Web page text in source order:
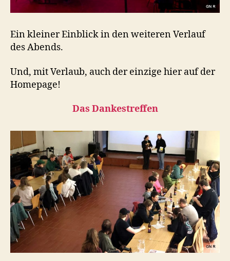
Ein kleiner Einblick in den weiteren Verlauf
des Abends.
Und, mit Verlaub, auch der einzige hier auf der
Homepage!
Das Dankestreffen